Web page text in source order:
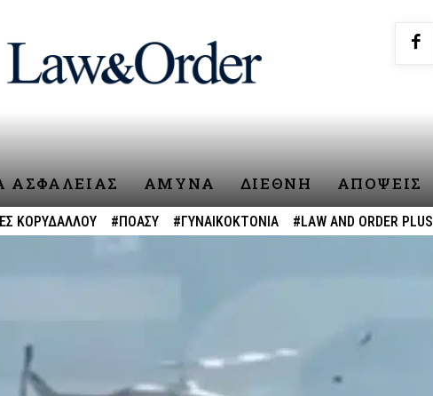
ΑΣΦΑΛΕΙΑΣ ΑΜΥΝΑ ΔΙΕΘΝΗ ΑΠΟΨΕΙΣ
ΚΟΡΥΔΑΛΛΟΥ #ΠΟΑΣΥ #ΓΥΝΑΙΚΟΚΤΟΝΙΑ #LAW AND ORDER PLUS